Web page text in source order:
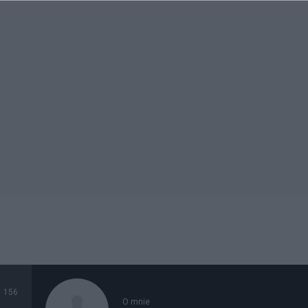
156
O mnie